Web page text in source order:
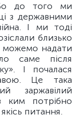
до того ми
з державними
І ми тоді
близько
надати
саме після
І почалася
Це така
заржавілий
ким потрібно
питання.